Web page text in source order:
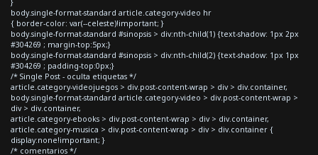
body.single-format-standard article.category-video hr
{ border-color: var(--celeste)!important; }
body.single-format-standard #sinopsis > div:nth-child(1) {text-shadow: 1px 2px
#304269 ; margin-top:5px;}
body.single-format-standard #sinopsis > div:nth-child(2) {text-shadow: 1px 1px
#304269 ; padding-top:0px;}
/* Single Post - oculta etiquetas */
article.category-videojuegos > div.post-content-wrap > div > div.container,
body.single-format-standard article.category-video > div.post-content-wrap >
div > div.container,
article.category-ebooks > div.post-content-wrap > div > div.container,
article.category-musica > div.post-content-wrap > div > div.container {
display:none!important; }
/* comentarios */